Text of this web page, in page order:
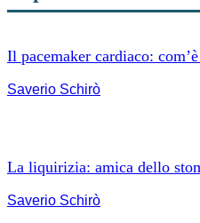
Il pacemaker cardiaco:
Saverio Schirò
La liquirizia: amica dello
Saverio Schirò